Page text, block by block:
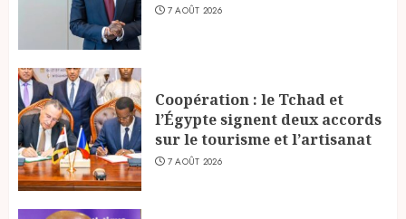
7 AOÛT 2026
Coopération : le Tchad et
l’Égypte signent deux accords
sur le tourisme et l’artisanat
7 AOÛT 2026